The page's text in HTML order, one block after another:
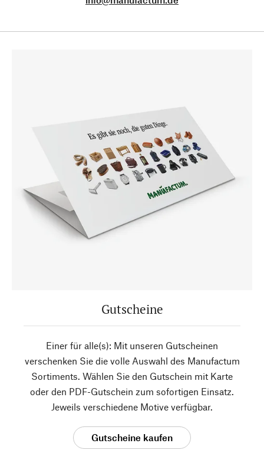
Gutscheine
Einer für alle(s): Mit unseren Gutscheinen
verschenken Sie die volle Auswahl des Manufactum
Sortiments. Wählen Sie den Gutschein mit Karte
oder den PDF-Gutschein zum sofortigen Einsatz.
Jeweils verschiedene Motive verfügbar.
Gutscheine kaufen